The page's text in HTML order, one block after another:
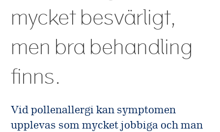
Allergimedicin
Allergivaccination
Ordlista
Kliniska studier
Forskning
material
Länkar
Webinar
Historia
Värderingar
Biverkningsrapportering
mycket besvärligt,
men bra behandling
finns.
Vid pollenallergi kan symptomen
upplevas som mycket jobbiga och man